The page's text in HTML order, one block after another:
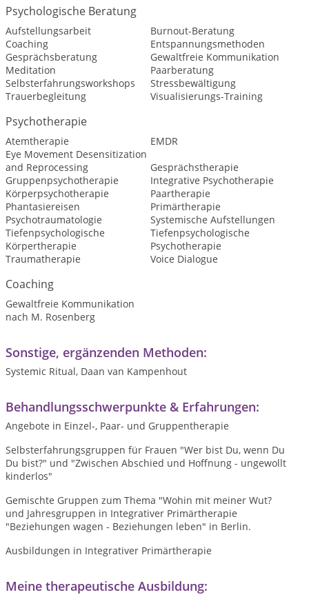
Psychologische Beratung
Aufstellungsarbeit
Burnout-Beratung
Coaching
Entspannungsmethoden
Gesprächsberatung
Gewaltfreie Kommunikation
Meditation
Paarberatung
Selbsterfahrungsworkshops
Stressbewältigung
Trauerbegleitung
Visualisierungs-Training
Psychotherapie
Atemtherapie
EMDR
Eye Movement Desensitization
and Reprocessing
Gesprächstherapie
Gruppenpsychotherapie
Integrative Psychotherapie
Körperpsychotherapie
Paartherapie
Phantasiereisen
Primärtherapie
Psychotraumatologie
Systemische Aufstellungen
Tiefenpsychologische
Körpertherapie
Tiefenpsychologische
Psychotherapie
Traumatherapie
Voice Dialogue
Coaching
Gewaltfreie Kommunikation
nach M. Rosenberg
Sonstige, ergänzenden Methoden:
Systemic Ritual, Daan van Kampenhout
Behandlungsschwerpunkte & Erfahrungen:
Angebote in Einzel-, Paar- und Gruppentherapie
Selbsterfahrungsgruppen für Frauen "Wer bist Du, wenn Du
Du bist?" und "Zwischen Abschied und Hoffnung - ungewollt
kinderlos"
Gemischte Gruppen zum Thema "Wohin mit meiner Wut?
und Jahresgruppen in Integrativer Primärtherapie
"Beziehungen wagen - Beziehungen leben" in Berlin.
Ausbildungen in Integrativer Primärtherapie
Meine therapeutische Ausbildung: